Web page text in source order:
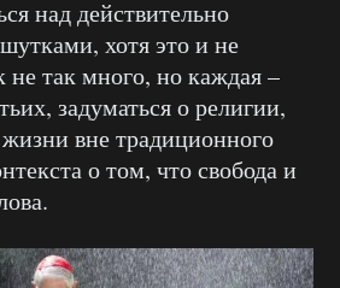
над действительно
хотя это и не
не так много, но каждая –
задуматься о религии,
вне традиционного
о том, что свобода и